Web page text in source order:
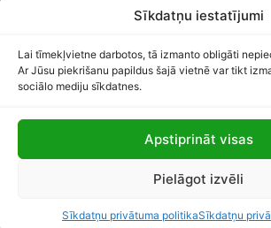
Sīkdatņu iestatījumi
Lai tīmekļvietne darbotos, tā izmanto obligāti
Ar Jūsu piekrišanu papildus šajā vietnē var tikt
sociālo mediju sīkdatnes.
Apstiprināt visas
Pielāgot izvēli
Sīkdatņu privātuma politikaSīkdatņu
20230925
Lapas apmeklētāju skaits: